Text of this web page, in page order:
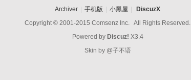
Archiver 手机版 小黑屋
DiscuzX
Copyright © 2001-2015 Comsenz Inc. All Rights Reserved.
Powered by Discuz! X3.4
Skin by @子不语